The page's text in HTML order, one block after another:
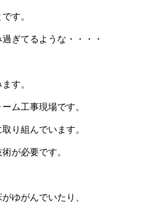
す。
ぎてるような・・・・
す。
ム工事現場です。
り組んでいます。
が必要です。
ゆがんでいたり、